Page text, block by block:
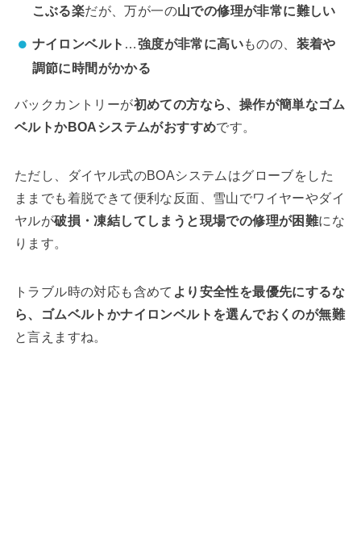
こぶる楽だが、万が一の山での修理が非常に難しい
ナイロンベルト …強度が非常に高いものの、 装着や
調節に時間がかかる
バックカントリーが初めての方なら、操作が簡単なゴム
ベルトかBOAシステムがおすすめです。
ただし、ダイヤル式のBOAシステムはグローブをした
ままでも着脱できて便利な反面、雪山でワイヤーやダイ
ヤルが破損・凍結してしまうと現場での修理が困難にな
ります。
トラブル時の対応も含めて より安全性を最優先にするな
ら、ゴムベルトかナイロンベルトを選んでおくのが無難
と言えますね。